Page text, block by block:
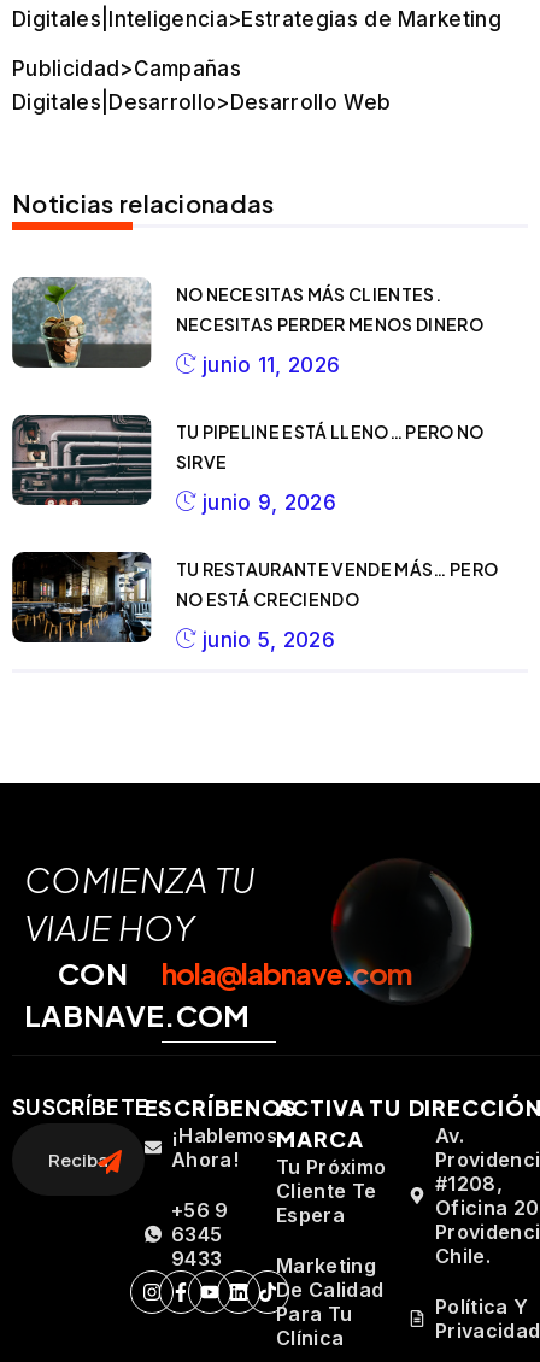
Digitales|Inteligencia>Estrategias de Marketing
Publicidad>Campañas
Digitales|Desarrollo>Desarrollo Web
Noticias relacionadas
NO NECESITAS MÁS CLIENTES.
NECESITAS PERDER MENOS DINERO
junio 11, 2026
TU PIPELINE ESTÁ LLENO… PERO NO
SIRVE
junio 9, 2026
TU RESTAURANTE VENDE MÁS… PERO
NO ESTÁ CRECIENDO
junio 5, 2026
COMIENZA TU
VIAJE HOY
CON
LABNAVE.COM
hola@labnave.com
SUSCRÍBETEESCRÍBENOS
¡Hablemos
Ahora!
+56 9
6345
9433
ACTIVA TU
MARCA
Tu Próximo
Cliente Te
Espera
Marketing
De Calidad
Para Tu
Clínica
Av.
#1208,
Oficina
Chile.
Política Y
Privacidad